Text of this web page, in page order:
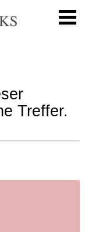
Treffer.